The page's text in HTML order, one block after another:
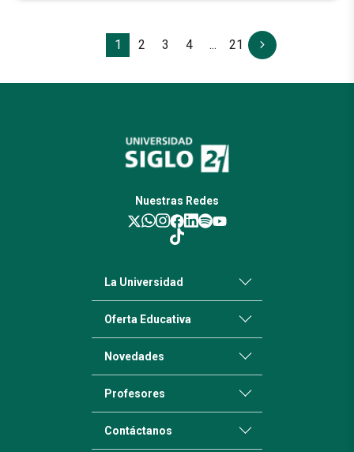
1 2 3 4 ... 21
Nuestras Redes
La Universidad
Oferta Educativa
Novedades
Profesores
Contáctanos